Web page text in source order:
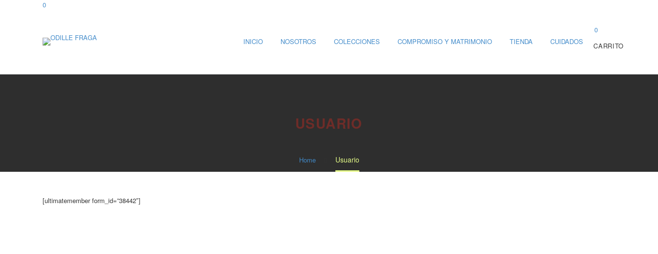
0
INICIO NOSOTROS COLECCIONES COMPROMISO Y MATRIMONIO TIENDA CUIDADOS
0
CARRITO
USUARIO
Home Usuario
[ultimatemember form_id=”38442″]